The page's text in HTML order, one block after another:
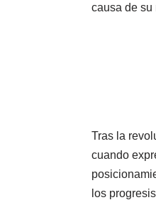
causa de su
Tras la
cuando
los